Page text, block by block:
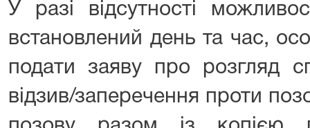
У разі відсутності
встановлений день та час,
подати заяву про розгляд
відзив/заперечення проти